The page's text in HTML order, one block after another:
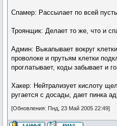
Спамер: Рассылает по всей
Троянщик: Делает то же, что и
Админ: Выкапывает вокруг
проволоке и прутьям клетки
проглатывает, коды забывает и
Хакер: Нейтрализует кислоту
ругается с досады, дает пинка
[Обновления: Пнд, 23 Май 2005 22:49]